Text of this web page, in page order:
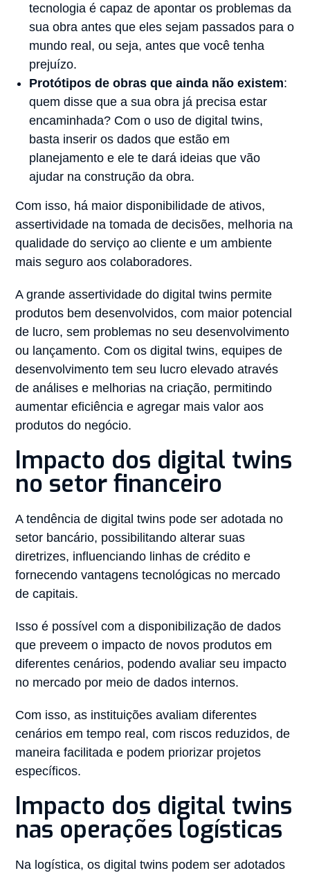
tecnologia é capaz de apontar os problemas da
sua obra antes que eles sejam passados para o
mundo real, ou seja, antes que você tenha
prejuízo.
Protótipos de obras que ainda não existem:
quem disse que a sua obra já precisa estar
encaminhada? Com o uso de digital twins,
basta inserir os dados que estão em
planejamento e ele te dará ideias que vão
ajudar na construção da obra.
Com isso, há maior disponibilidade de ativos,
assertividade na tomada de decisões, melhoria na
qualidade do serviço ao cliente e um ambiente
mais seguro aos colaboradores.
A grande assertividade do digital twins permite
produtos bem desenvolvidos, com maior potencial
de lucro, sem problemas no seu desenvolvimento
ou lançamento. Com os digital twins, equipes de
desenvolvimento tem seu lucro elevado através
de análises e melhorias na criação, permitindo
aumentar eficiência e agregar mais valor aos
produtos do negócio.
Impacto dos digital twins
no setor financeiro
A tendência de digital twins pode ser adotada no
setor bancário, possibilitando alterar suas
diretrizes, influenciando linhas de crédito e
fornecendo vantagens tecnológicas no mercado
de capitais.
Isso é possível com a disponibilização de dados
que preveem o impacto de novos produtos em
diferentes cenários, podendo avaliar seu impacto
no mercado por meio de dados internos.
Com isso, as instituições avaliam diferentes
cenários em tempo real, com riscos reduzidos, de
maneira facilitada e podem priorizar projetos
específicos.
Impacto dos digital twins
nas operações logísticas
Na logística, os digital twins podem ser adotados